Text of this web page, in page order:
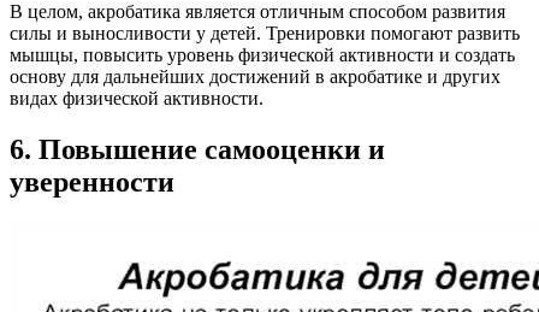
В целом, акробатика является отличным способом развития
силы и выносливости у детей. Тренировки помогают развить
мышцы, повысить уровень физической активности и создать
основу для дальнейших достижений в акробатике и других
видах физической активности.
6. Повышение самооценки и
уверенности